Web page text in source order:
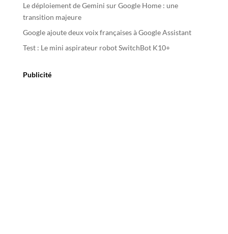
:Le déploiement de Gemini sur Google Home : une
transition majeure
Google ajoute deux voix françaises à Google Assistant
Test : Le mini aspirateur robot SwitchBot K10+
Publicité